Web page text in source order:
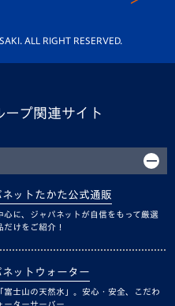
ALL RIGHT RESERVED.
ープ関連サイト
ネットたかた公式通販
心に、ジャパネットが自信をもって厳選
だけをご紹介！
ネットウォーター
富士山の天然水」。安心・安全、こだわ
ーターサーバー